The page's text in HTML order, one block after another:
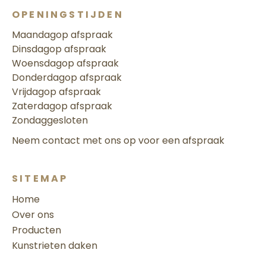
OPENINGSTIJDEN
Maandagop afspraak
Dinsdagop afspraak
Woensdagop afspraak
Donderdagop afspraak
Vrijdagop afspraak
Zaterdagop afspraak
Zondaggesloten
Neem contact met ons op voor een afspraak
SITEMAP
Home
Over ons
Producten
Kunstrieten daken